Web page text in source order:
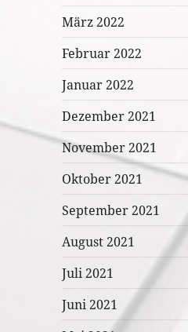
März 2022
Februar 2022
Januar 2022
Dezember 2021
November 2021
Oktober 2021
September 2021
August 2021
Juli 2021
Juni 2021